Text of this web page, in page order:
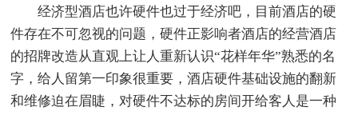
经济型酒店也许硬件也过于经济吧，目前酒店的硬
件存在不可忽视的问题，硬件正影响者酒店的经营酒店
的招牌改造从直观上让人重新认识“花样年华”熟悉的名
字，给人留第一印象很重要，酒店硬件基础设施的翻新
和维修迫在眉睫，对硬件不达标的房间开给客人是一种